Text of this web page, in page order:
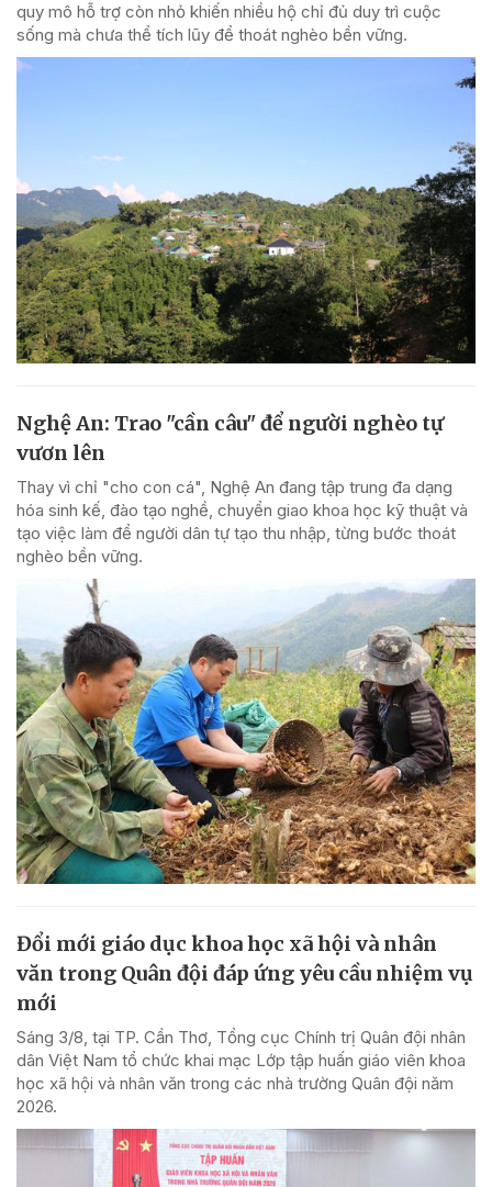
quy mô hỗ trợ còn nhỏ khiến nhiều hộ chỉ đủ duy trì cuộc
sống mà chưa thể tích lũy để thoát nghèo bền vững.
Nghệ An: Trao "cần câu" để người nghèo tự
vươn lên
Thay vì chỉ "cho con cá", Nghệ An đang tập trung đa dạng
hóa sinh kế, đào tạo nghề, chuyển giao khoa học kỹ thuật và
tạo việc làm để người dân tự tạo thu nhập, từng bước thoát
nghèo bền vững.
Đổi mới giáo dục khoa học xã hội và nhân
văn trong Quân đội đáp ứng yêu cầu nhiệm vụ
mới
Sáng 3/8, tại TP. Cần Thơ, Tổng cục Chính trị Quân đội nhân
dân Việt Nam tổ chức khai mạc Lớp tập huấn giáo viên khoa
học xã hội và nhân văn trong các nhà trường Quân đội năm
2026.